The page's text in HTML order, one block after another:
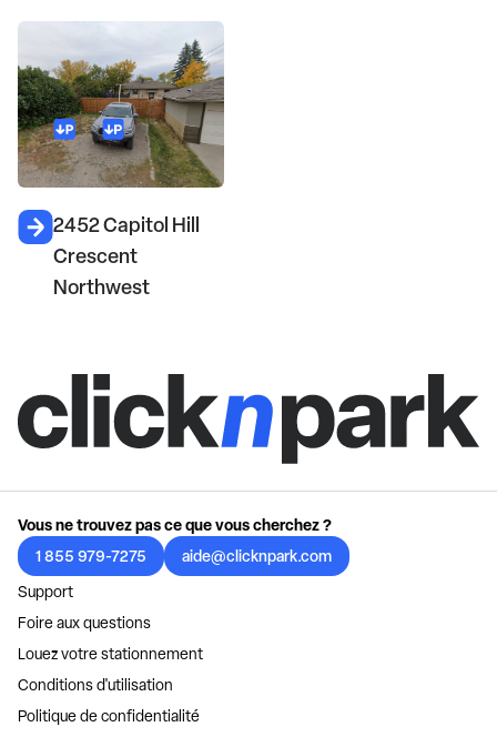
2452 Capitol Hill
Crescent
Northwest
Vous ne trouvez pas ce que vous cherchez ?
1 855 979-7275
aide@clicknpark.com
Support
Foire aux questions
Louez votre stationnement
Conditions d'utilisation
Politique de confidentialité